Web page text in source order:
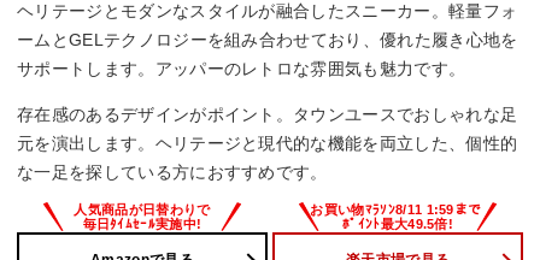
ヘリテージとモダンなスタイルが融合したスニーカー。軽量フォ
ームとGELテクノロジーを組み合わせており、優れた履き心地を
サポートします。アッパーのレトロな雰囲気も魅力です。
存在感のあるデザインがポイント。タウンユースでおしゃれな足
元を演出します。ヘリテージと現代的な機能を両立した、個性的
な一足を探している方におすすめです。